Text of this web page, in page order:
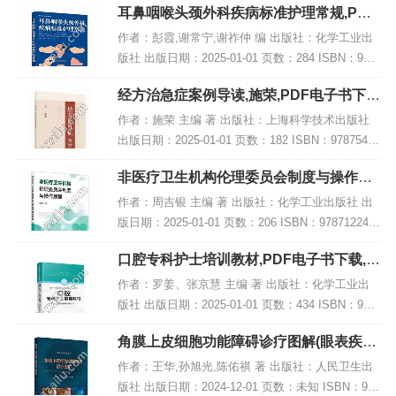
耳鼻咽喉头颈外科疾病标准护理常规,PDF
电子书下载
作者：彭霞,谢常宁,谢祚仲 编 出版社：化学工业出
版社 出版日期：2025-01-01 页数：284 ISBN：978
7122463180 电子书大小：244MB [高清扫描版PDF
格式]...
经方治急症案例导读,施荣,PDF电子书下
载,网盘资源
作者：施荣 主编 著 出版社：上海科学技术出版社
出版日期：2025-01-01 页数：182 ISBN：97875478
50435 电子书大小：249MB [高清扫描版PDF格式]
内容简...
非医疗卫生机构伦理委员会制度与操作规
程,PDF电子书下载
作者：周吉银 主编 著 出版社：化学工业出版社 出
版日期：2025-01-01 页数：206 ISBN：978712246
2367 电子书大小：230MB [高清扫描版PDF格式] 内
容简...
口腔专科护士培训教材,PDF电子书下载,网
盘资源
作者：罗姜、张京慧 主编 著 出版社：化学工业出
版社 出版日期：2025-01-01 页数：434 ISBN：978
7122463951 电子书大小：242MB [高清扫描版PDF
格式]...
角膜上皮细胞功能障碍诊疗图解(眼表疾病
临床系列),PDF下载
作者：王华,孙旭光,陈佑祺 著 出版社：人民卫生出
版社 出版日期：2024-12-01 页数：未知 ISBN：978